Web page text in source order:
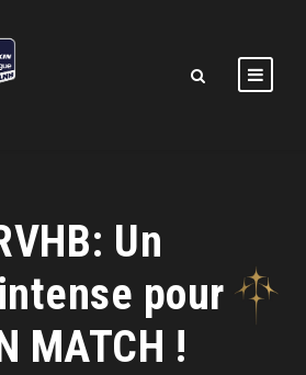
Un
pour
MATCH !